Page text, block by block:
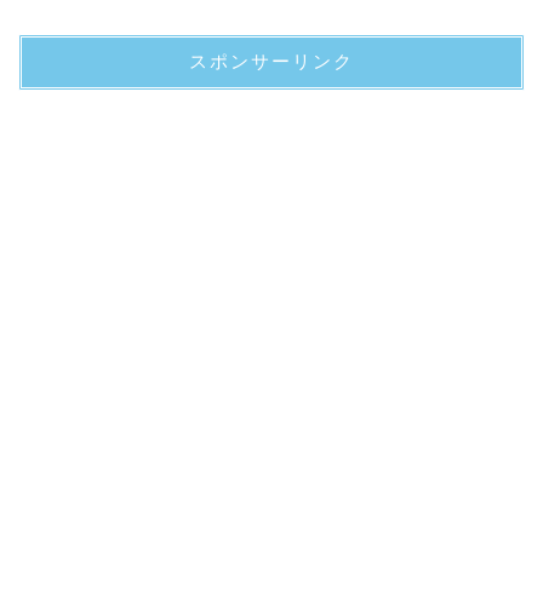
スポンサーリンク